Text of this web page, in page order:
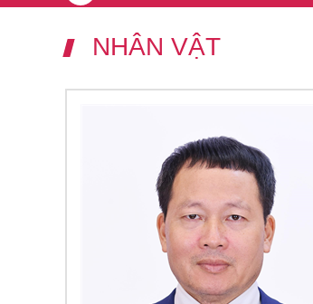
NHÂN VẬT